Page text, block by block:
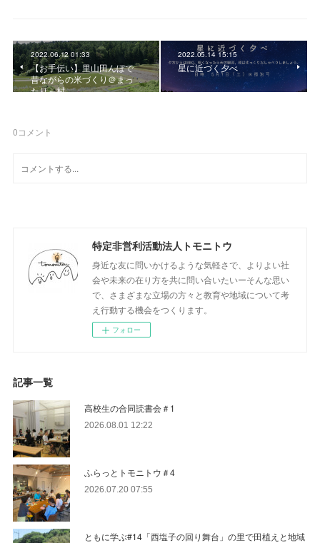
2022.06.12 01:33
【お手伝い】里山田んぼで
昔ながらの米づくり＠まっ
たり～村
2022.05.14 15:15
星に近づく夕べ
0コメント
特定非営利活動法人トモニトウ
身近な友に問いかけるような気軽さで、よりよい社
会や未来の在り方を共に問い合いたいーそんな思い
で、さまざまな立場の方々と教育や地域について考
え行動する機会をつくります。
フォロー
記事一覧
高校生の合同読書会＃1
2026.08.01 12:22
ふらっとトモニトウ＃4
2026.07.20 07:55
ともに学ぶ#14「西塩子の回り舞台」の里で田植えと地域